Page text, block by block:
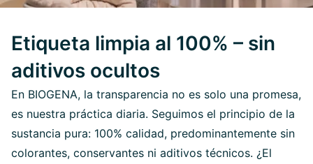
Etiqueta limpia al 100% – sin
aditivos ocultos
En BIOGENA, la transparencia no es solo una promesa,
es nuestra práctica diaria. Seguimos el principio de la
sustancia pura: 100% calidad, predominantemente sin
colorantes, conservantes ni aditivos técnicos. ¿El